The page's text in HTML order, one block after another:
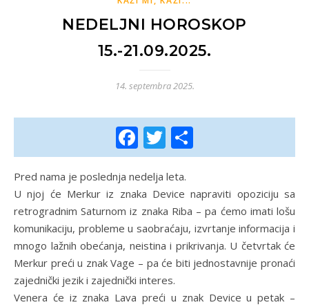
NEDELJNI HOROSKOP
15.-21.09.2025.
14. septembra 2025.
Facebook
Twitter
Pred nama je poslednja nedelja leta.
U njoj će Merkur iz znaka Device napraviti opoziciju sa
retrogradnim Saturnom iz znaka Riba – pa ćemo imati lošu
komunikaciju, probleme u saobraćaju, izvrtanje informacija i
mnogo lažnih obećanja, neistina i prikrivanja. U četvrtak će
Merkur preći u znak Vage – pa će biti jednostavnije pronaći
zajednički jezik i zajednički interes.
Venera će iz znaka Lava preći u znak Device u petak –